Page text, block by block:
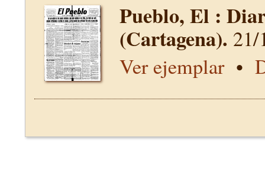
Pueblo, El :
(Cartagena). 21/
Ver ejemplar•